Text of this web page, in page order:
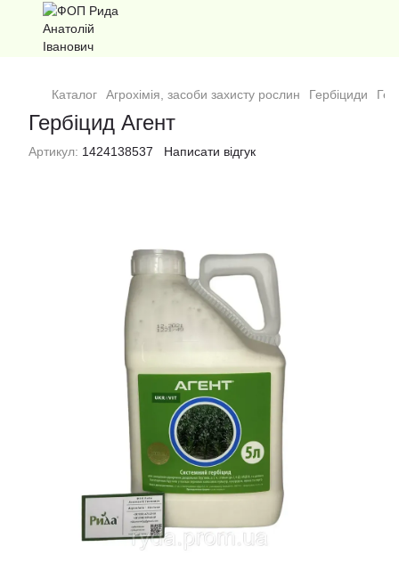
Каталог Агрохімія, засоби захисту рослин Гербіциди
Гербіцид Агент
Артикул: 1424138537 Написати відгук